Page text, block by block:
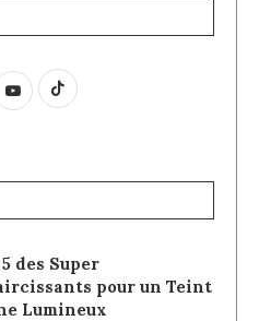
des Super
pour un Teint
Lumineux